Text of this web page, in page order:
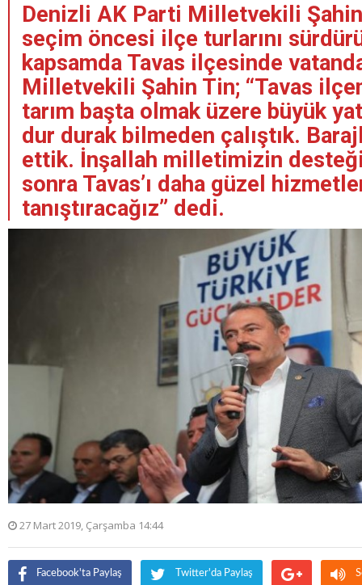
Denizli AK Parti Milletvekili
seçim öncesi ilçe turlarını
kapsamda Tavas ilçesinde
Milletvekili Şahin Tin; “Tavas
tarım başta olmak üzere büyük
dur durak bilmeden çalıştık.
ettik. İnşallah milletimizin
sonra Tavas’ı daha güzel
tanıştıracağız” dedi.
27 Mart 2019, Çarşamba 14:44
Facebook'ta Paylaş Twitter'da Paylaş